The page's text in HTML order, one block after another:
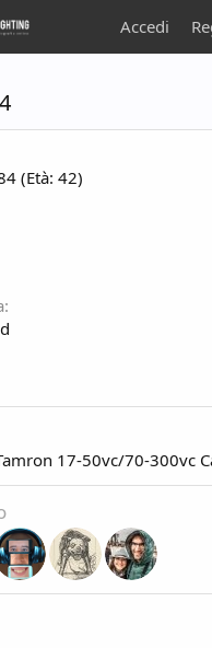
Accedi
(Età: 42)
17-50vc/70-300vc